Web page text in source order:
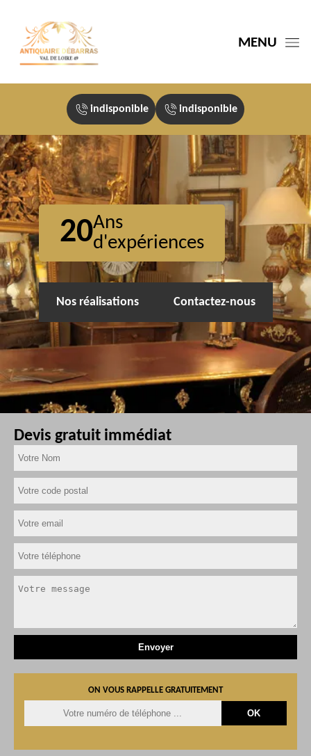
MENU
indisponible indisponible
20Ans
d'expériences
Nos réalisations Contactez-nous
Devis gratuit immédiat
ON VOUS RAPPELLE GRATUITEMENT